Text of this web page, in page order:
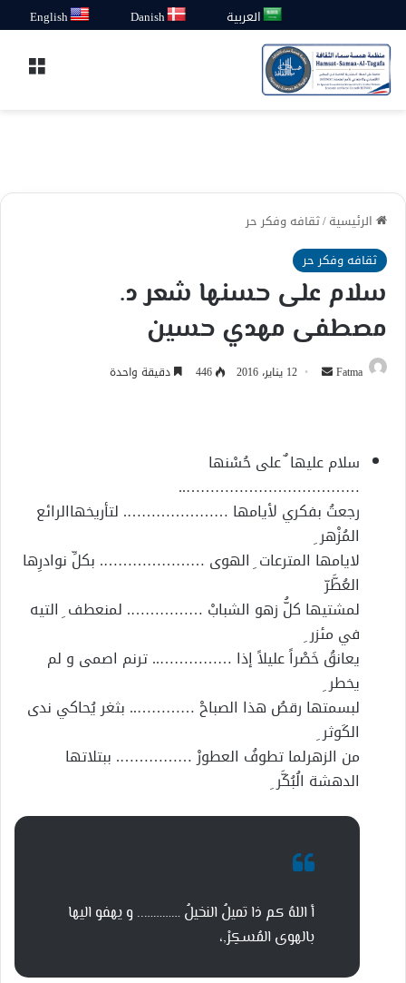
العربية Danish
English
الرئيسية/ثقافه وفكر حر
ثقافه وفكر حر
سلام على حسنها شعر د.
مصطفى مهدي حسين
Fatma
أرسل 12 يناير، 2016 446 دقيقة واحدة
سلام عليها ٌ على حُسْنها
………………………………..
رجعتُ بفكري لأيامها …………………. لتأريخهاالرائع
المُزْهر ِ
لايامها المترعات ِ الهوى …………………. بكلِّ نوادرِها
العُطَّرّ
لمشتيها كلُّ زهو الشبابْ ……………. لمنعطف ِ التيه
في مئزر ِ
يعانقُ خَصْراً عليلاً إذا …………….. ترنم اصمى و لم
يخطر ِ
لبسمتها رقصُ هذا الصباحْ ………….. بثغر يُحاكي ندى
الكَوثر ِ
من الزهرلما تطوفُ العطورْ ……………. ببتلاتها
الدهشة الُبُكَّر ِ
أ اللهُ كم ذا تميلُ النخيلُ ………….. و يهفو اليها
بالهوى المُسكِرْ٫،